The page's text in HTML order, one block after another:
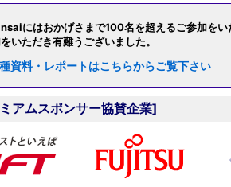
にはおかげさまで100名を超えるご参加をい
いただき有難うございました。
資料・レポートはこちらからご覧下さい
アムスポンサー協賛企業]